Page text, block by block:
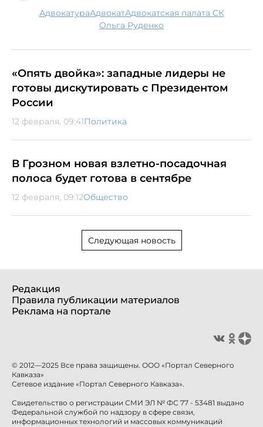
адвокатура адвокат Адвокатская палата СК
Ольга Руденко
«Опять двойка»: западные лидеры не
готовы дискутировать с Президентом
России
12 февраля, 09:41Политика
В Грозном новая взлетно-посадочная
полоса будет готова в сентябре
12 февраля, 09:12Общество
Следующая новость
Редакция
Правила публикации материалов
Реклама на портале
© 2012—2025 Все права защищены. ООО «Портал Северного
Кавказа»
Сетевое издание «Портал Северного Кавказа».
Свидетельство о регистрации СМИ ЭЛ № ФС 77 - 53481 выдано
Федеральной службой по надзору в сфере связи,
информационных технологий и массовых коммуникаций